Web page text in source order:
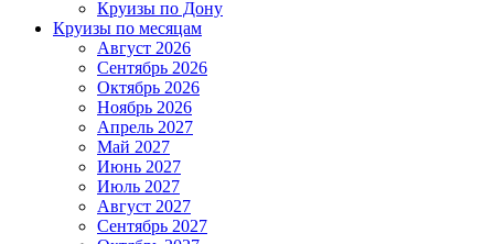
Круизы по Дону
Круизы по месяцам
Август 2026
Сентябрь 2026
Октябрь 2026
Ноябрь 2026
Апрель 2027
Май 2027
Июнь 2027
Июль 2027
Август 2027
Сентябрь 2027